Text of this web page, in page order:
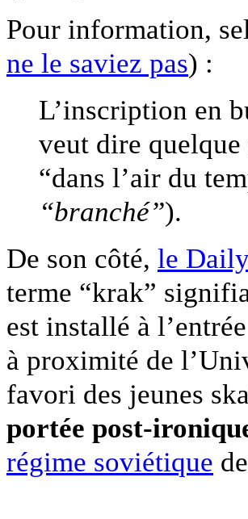
Pour information,
ne le saviez pas) :
L’inscription en
veut dire quelque
“dans l’air du
“branché”).
De son côté, le
terme “krak”
est installé à
à proximité de
favori des jeunes
portée post-
régime soviétique